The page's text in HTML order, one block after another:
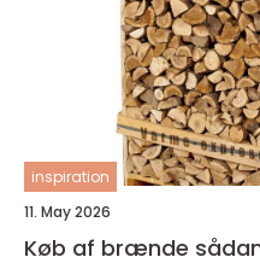
inspiration
11. May 2026
Køb af brænde sådan vælger du den rigtige